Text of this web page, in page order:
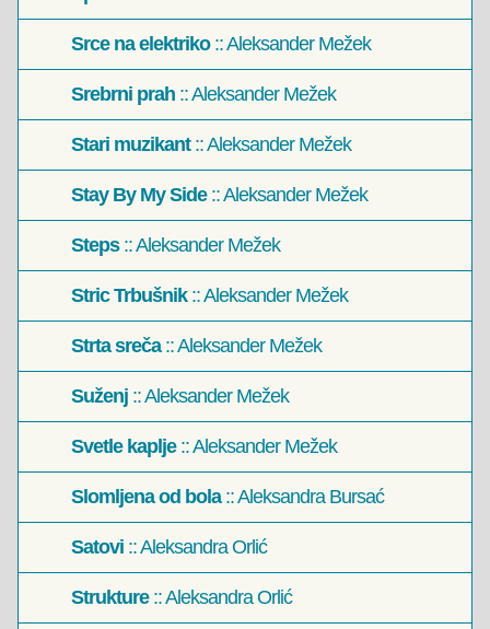
Srce na elektriko:: Aleksander Mežek
Srebrni prah :: Aleksander Mežek
Stari muzikant:: Aleksander Mežek
Stay By My Side:: Aleksander Mežek
Steps:: Aleksander Mežek
Stric Trbušnik:: Aleksander Mežek
Strta sreča:: Aleksander Mežek
Suženj :: Aleksander Mežek
Svetle kaplje:: Aleksander Mežek
Slomljena od bola:: Aleksandra Bursać
Satovi :: Aleksandra Orlić
Strukture:: Aleksandra Orlić